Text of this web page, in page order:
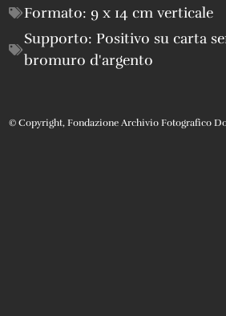
Formato: 9 x 14 cm verticale
Supporto: Positivo su carta
bromuro d'argento
© Copyright, Fondazione Archivio Fotografico